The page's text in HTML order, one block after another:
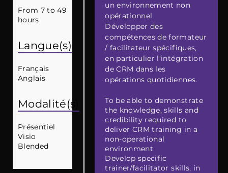
From 7 to 49
hours
Langue(s)
Français
Anglais
Modalité(s)
Présentiel
Visio
Blended
un environnement non
opérationnel
Développer des
compétences de formateur
/ facilitateur spécifiques,
en particulier l'intégration
de CRM dans les
opérations quotidiennes.
To be able to demonstrate
the knowledge, skills and
credibility required to
deliver CRM training in a
non-operational
environment
Develop specific
trainer/facilitator skills, in